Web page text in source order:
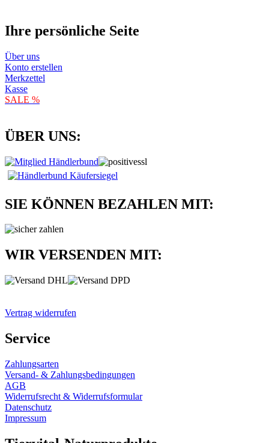
Ihre persönliche Seite
Über uns
Konto erstellen
Merkzettel
Kasse
SALE %
ÜBER UNS:
SIE KÖNNEN BEZAHLEN MIT:
WIR VERSENDEN MIT:
Vertrag widerrufen
Service
Zahlungsarten
Versand- & Zahlungsbedingungen
AGB
Widerrufsrecht & Widerrufsformular
Datenschutz
Impressum